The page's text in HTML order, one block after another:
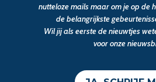
nutteloze mails maar om je op de
de belangrijkste
Wil jij als eerste de nieuwtjes
voor onze